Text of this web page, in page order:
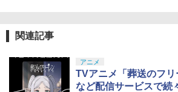
関連記事
アニメ
TVアニメ「葬送のフ
など配信サービスで続